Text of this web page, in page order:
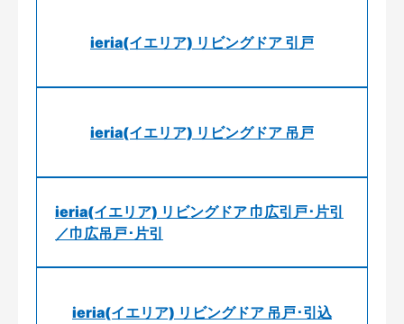
ieria(イエリア) リビングドア 引戸
ieria(イエリア) リビングドア 吊戸
ieria(イエリア) リビングドア 巾広引戸･片引
／巾広吊戸･片引
ieria(イエリア) リビングドア 吊戸･引込